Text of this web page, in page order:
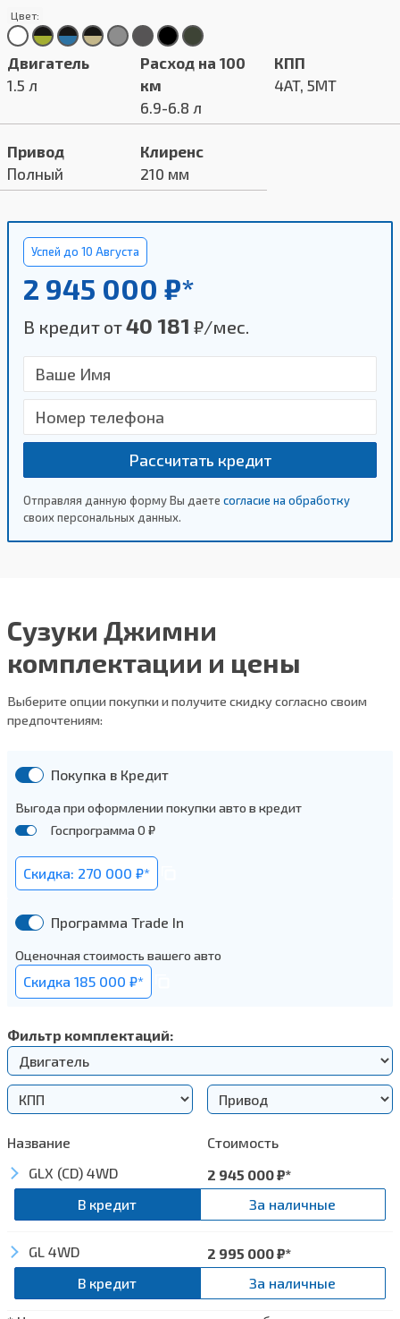
Цвет:
Двигатель
1.5 л
Расход на 100
км
6.9-6.8 л
КПП
4AT, 5MT
Привод
Полный
Клиренс
210 мм
Успей до 10 Августа
2 945 000 ₽*
В кредит от40 181 ₽/мес.
Рассчитать кредит
Отправляя данную форму Вы даете согласие на обработку
своих персональных данных.
Сузуки Джимни
комплектации и цены
Выберите опции покупки и получите скидку согласно своим
предпочтениям:
Покупка в Кредит
Выгода при оформлении покупки авто в кредит
Госпрограмма 0 ₽
Скидка: 270 000 ₽*
Программа Trade In
Оценочная стоимость вашего авто
Cкидка 185 000 ₽*
Фильтр комплектаций:
Название
Стоимость
GLX (CD) 4WD
2 945 000₽*
В кредит
За наличные
Экстерьер
Шины 195/80R15 + легкосплавные диски
GL 4WD 2 995 000₽*
В кредит
За наличные